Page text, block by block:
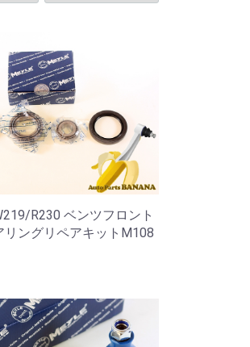
R230 ベンツフロント
リングリペアキットM108